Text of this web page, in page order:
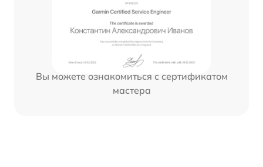
Вы можете ознакомиться с сертификатом
мастера